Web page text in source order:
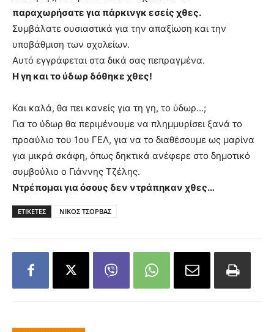
παραχωρήσατε για πάρκινγκ εσείς χθες.
Συμβάλατε ουσιαστικά για την απαξίωση και την
υποβάθμιση των σχολείων.
Αυτό εγγράφεται στα δικά σας πεπραγμένα.
Η γη και το ύδωρ δόθηκε χθες!
Και καλά, θα πει κανείς για τη γη, το ύδωρ…;
Για το ύδωρ θα περιμένουμε να πλημμυρίσει ξανά το
προαύλιο του 1ου ΓΕΛ, για να το διαθέσουμε ως μαρίνα
για μικρά σκάφη, όπως δηκτικά ανέφερε στο δημοτικό
συμβούλιο ο Γιάννης Τζέλης.
Ντρέπομαι για όσους δεν ντράπηκαν χθες…
ΕΤΙΚΕΤΕΣ ΝΙΚΟΣ ΤΣΟΡΒΑΣ